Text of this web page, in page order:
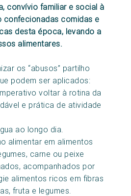
convívio familiar e social à
confecionadas comidas e
desta época, levando a
alimentares.
os “abusos” partilho
podem ser aplicados:
voltar à rotina da
e prática de atividade
ao longo dia.
alimentar em alimentos
carne ou peixe
acompanhados por
alimentos ricos em fibras
fruta e legumes.